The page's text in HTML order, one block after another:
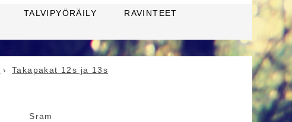
TALVIPYÖRÄILY
RAVINTEET
Takapakat 12s ja 13s
Sram